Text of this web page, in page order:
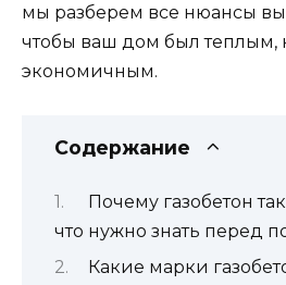
мы разберем все нюансы
чтобы ваш дом был
экономичным.
Содержание
Почему газобетон
что нужно знать перед
Какие марки